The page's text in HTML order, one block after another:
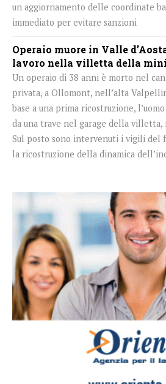
un aggiornamento delle coordinate
immediato per evitare sanzioni
Operaio muore in Valle
lavoro nella villetta della
Un operaio di 38 anni è morto nel
privata, a Ollomont, nell’alta
base a una prima ricostruzione,
da una trave nel garage della
Sul posto sono intervenuti i vigili del
la ricostruzione della dinamica